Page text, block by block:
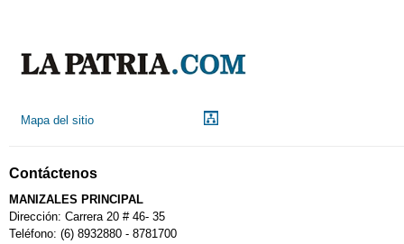
Mapa del sitio
Contáctenos
MANIZALES PRINCIPAL
Dirección: Carrera 20 # 46- 35
Teléfono: (6) 8932880 - 8781700